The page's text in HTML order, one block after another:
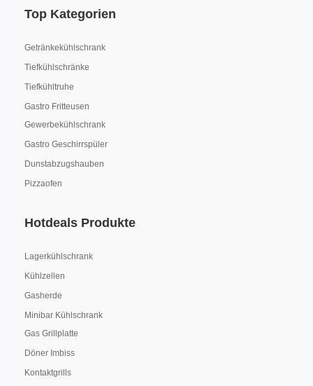
Top Kategorien
Getränkekühlschrank
Tiefkühlschränke
Tiefkühltruhe
Gastro Fritteusen
Gewerbekühlschrank
Gastro Geschirrspüler
Dunstabzugshauben
Pizzaofen
Hotdeals Produkte
Lagerkühlschrank
Kühlzellen
Gasherde
Minibar Kühlschrank
Gas Grillplatte
Döner Imbiss
Kontaktgrills